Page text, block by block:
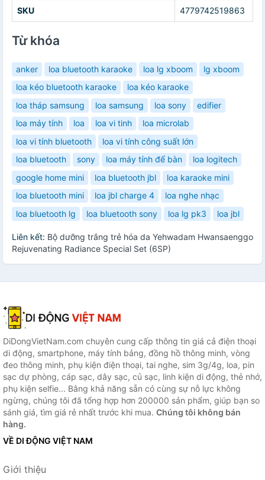
SKU 4779742519863
Từ khóa
anker loa bluetooth karaoke loa lg xboom
lg xboom
loa kéo bluetooth karaoke
loa kéo karaoke
loa tháp samsung
loa samsung loa sony
edifier
loa máy tính
loa loa vi tinh
loa microlab
loa vi tính bluetooth
loa vi tính công suất lớn
loa bluetooth
sony loa máy tính để bàn
loa logitech
google home mini
loa bluetooth jbl
loa karaoke mini
loa bluetooth mini
loa jbl charge 4
loa nghe nhạc
loa bluetooth lg
loa bluetooth sony loa lg pk3 loa jbl
Liên kết: Bộ dưỡng trắng trẻ hóa da Yehwadam Hwansaenggo
Rejuvenating Radiance Special Set (6SP)
DiDongVietNam.com chuyên cung cấp thông tin giá cả điện thoại
di động, smartphone, máy tính bảng, đồng hồ thông minh, vòng
đeo thông minh, phụ kiện điện thoại, tai nghe, sim 3g/4g, loa, pin
sạc dự phòng, cáp sạc, dây sạc, củ sạc, linh kiện di động, thẻ nhớ,
phụ kiện selfie... Bằng khả năng sẵn có cùng sự nỗ lực không
ngừng, chúng tôi đã tổng hợp hơn 200000 sản phẩm, giúp bạn so
sánh giá, tìm giá rẻ nhất trước khi mua. Chúng tôi không bán
hàng.
VỀ DI ĐỘNG VIỆT NAM
Giới thiệu